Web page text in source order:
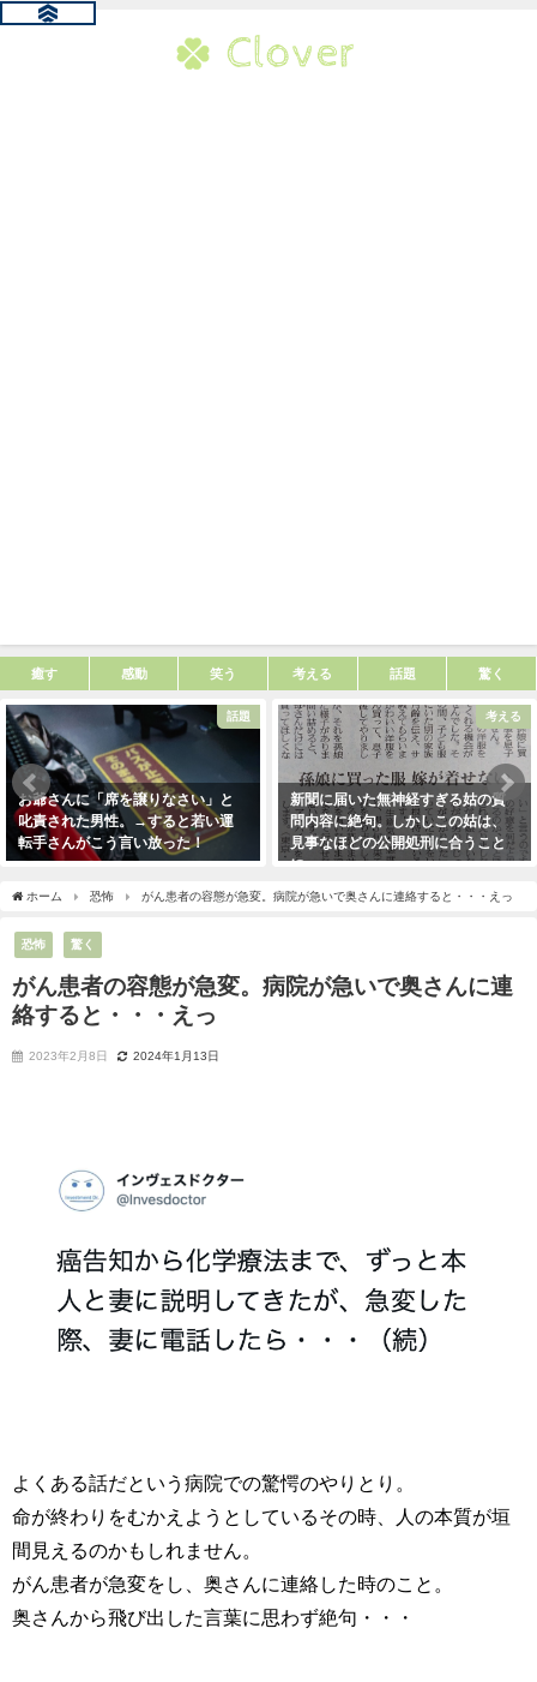
癒す 感動 笑う 考える 話題 驚く
話題
お爺さんに「席を譲りなさい」と
叱責された男性。→すると若い運
転手さんがこう言い放った！
考える
新聞に届いた無神経すぎる姑の質
問内容に絶句。しかしこの姑は、
見事なほどの公開処刑に合うこと
に・・・
2021年3月13日
ホーム 恐怖 がん患者の容態が急変。病院が急いで奥さんに連絡すると・・・えっ
恐怖 驚く
がん患者の容態が急変。病院が急いで奥さんに連
絡すると・・・えっ
2023年2月8日 2024年1月13日
よくある話だという病院での驚愕のやりとり。
命が終わりをむかえようとしているその時、人の本質が垣
間見えるのかもしれません。
がん患者が急変をし、奥さんに連絡した時のこと。
奥さんから飛び出した言葉に思わず絶句・・・